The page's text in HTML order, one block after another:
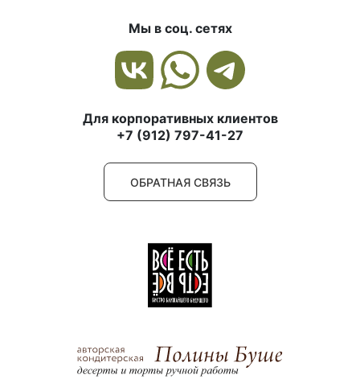
Мы в соц. сетях
Для корпоративных клиентов
+7 (912) 797-41-27
ОБРАТНАЯ СВЯЗЬ